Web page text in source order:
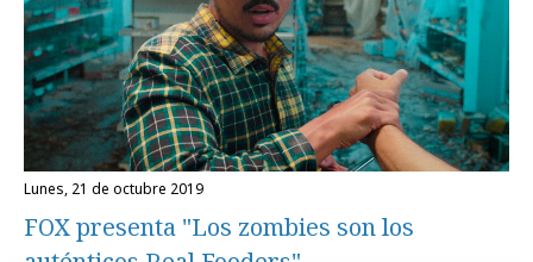
lunes, 21 de octubre 2019
FOX presenta "Los zombies son los